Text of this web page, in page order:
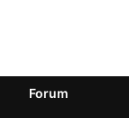
Forum